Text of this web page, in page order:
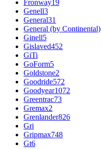
Fronway19
Genell3
General31
General (by Continental)
Ginell5
Gislaved452
GiTi
GoForm5
Goldstone2
Goodride572
Goodyear1072
Greentrac73
Gremax2
Grenlander826
Gri
Gripmax748
Gt6